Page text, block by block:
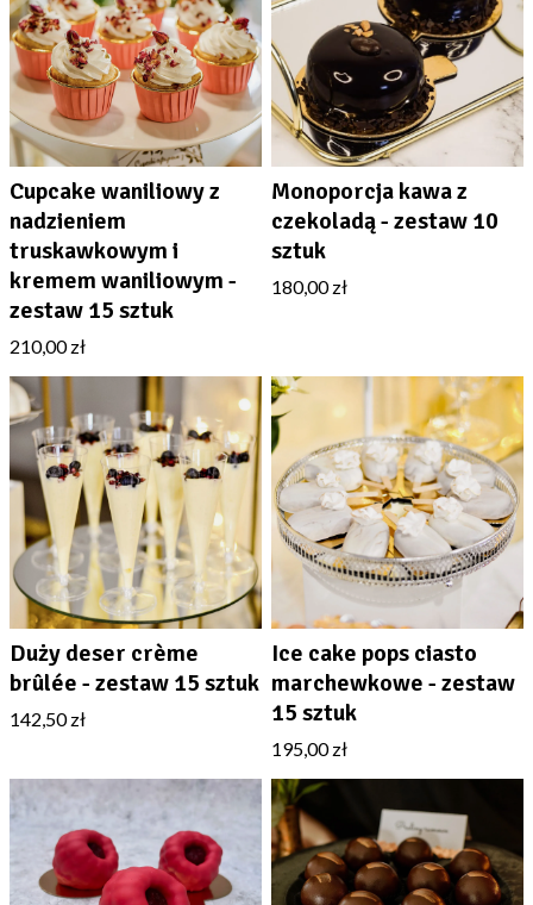
Więcej informacji znajdziesz w zakładcePłatności.
Cupcake waniliowy z
nadzieniem
truskawkowym i
kremem waniliowym -
zestaw 15 sztuk
210,00 zł
Monoporcja kawa z
czekoladą - zestaw 10
sztuk
180,00 zł
Duży deser crème
brûlée - zestaw 15 sztuk
142,50 zł
Ice cake pops ciasto
marchewkowe - zestaw
15 sztuk
195,00 zł